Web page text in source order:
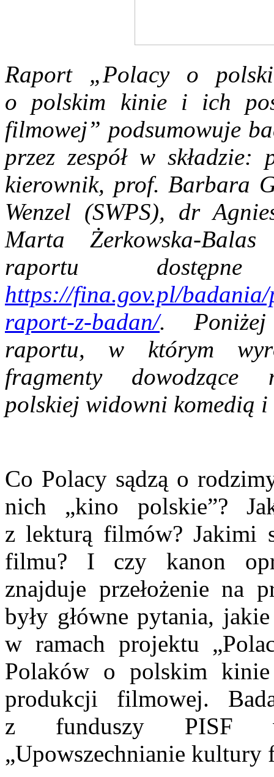
Raport „Polacy o
o polskim kinie i ich
filmowej” podsumowuje
przez zespół w
kierownik, prof. Barbara
Wenzel (SWPS), dr
Marta Żerkowska-
raportu
https://fina.gov.pl/
raport-z-badan/.
raportu, w którym
fragmenty dowodzące
polskiej widowni komedią i
Co Polacy sądzą o
nich „kino polskie”?
z lekturą filmów? Jakimi
filmu? I czy kanon
znajduje przełożenie na
były główne pytania,
w ramach projektu
Polaków o polskim
produkcji filmowej.
z funduszy PISF w
„Upowszechnianie kultury